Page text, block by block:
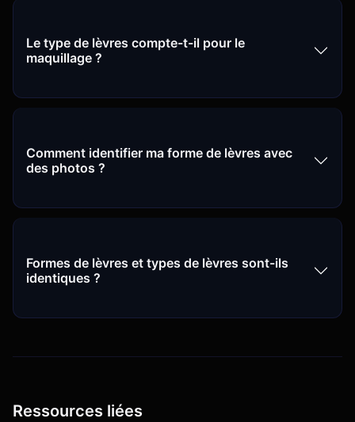
Le type de lèvres compte-t-il pour le
maquillage ?
Comment identifier ma forme de lèvres avec
des photos ?
Formes de lèvres et types de lèvres sont-ils
identiques ?
Ressources liées